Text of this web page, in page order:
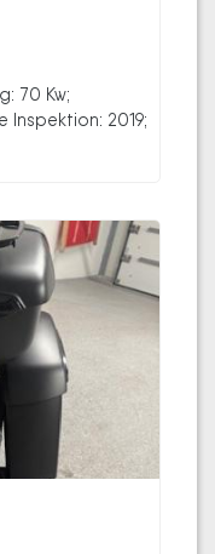
70 Kw;
Inspektion: 2019;